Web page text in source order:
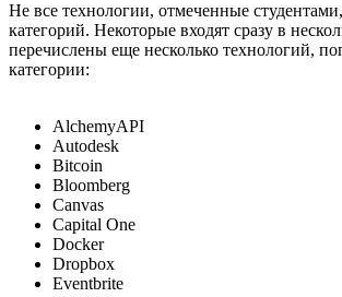
Не все технологии, отмеченные
категорий. Некоторые входят сразу в
перечислены еще несколько технологий,
категории:
AlchemyAPI
Autodesk
Bitcoin
Bloomberg
Canvas
Capital One
Docker
Dropbox
Eventbrite